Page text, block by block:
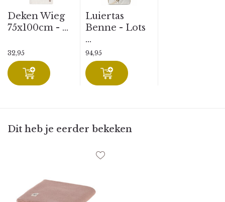
Deken Wieg
75x100cm - ...
32,95
Luiertas
Benne - Lots
...
94,95
Dit heb je eerder bekeken